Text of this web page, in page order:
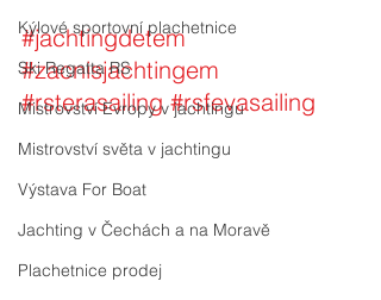
Kýlové sportovní plachetnice
Ski Regatta RS
Mistrovství Evropy v jachtingu
Mistrovství světa v jachtingu
Výstava For Boat
Jachting v Čechách a na Moravě
Plachetnice prodej
#jachtingdetem
#zacnisjachtingem
#rsterasailing #rsfevasailing